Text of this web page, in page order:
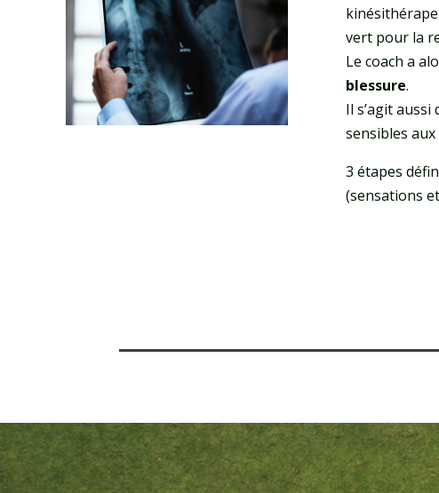
vert pour la
Le coach a
blessure.
Il s’agit
sensibles
3 étapes
(sensations